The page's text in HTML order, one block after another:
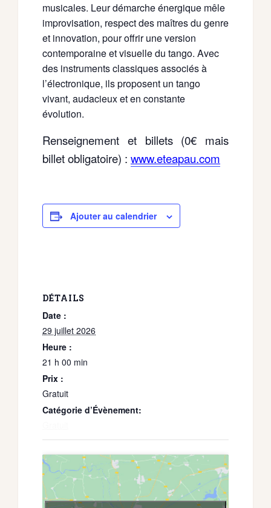
musicales. Leur démarche énergique mêle
improvisation, respect des maîtres du genre
et innovation, pour offrir une version
contemporaine et visuelle du tango. Avec
des instruments classiques associés à
l’électronique, ils proposent un tango
vivant, audacieux et en constante
évolution.
Renseignement et billets (0€ mais
billet obligatoire) : www.eteapau.com
Ajouter au calendrier
DÉTAILS
Date :
29 juillet 2026
Heure :
21 h 00 min
Prix :
Gratuit
Catégorie d’Évènement: